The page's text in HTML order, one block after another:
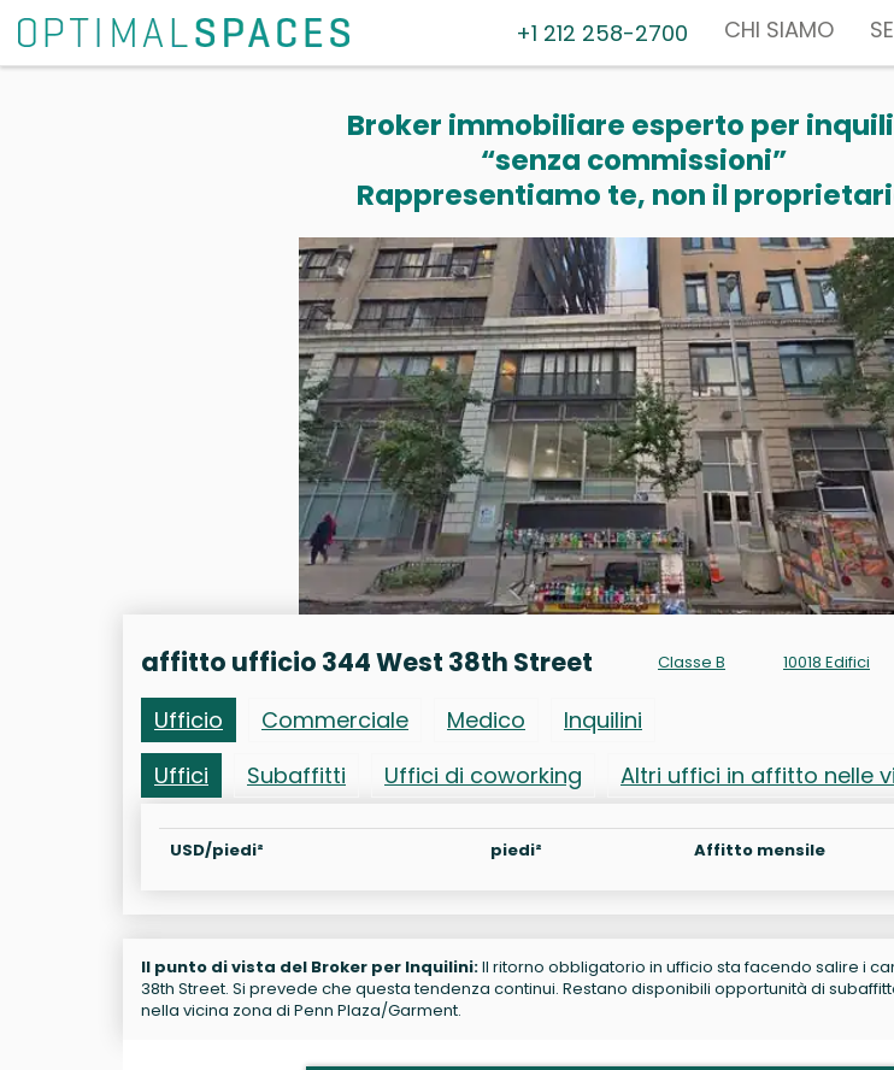
+1 212 258-2700 CHI SIAMO
Broker immobiliare esperto per
“senza commissioni”
Rappresentiamo te, non il
affitto ufficio 344 West 38th Street Classe B 10018 Edifici
Ufficio Commerciale Medico
Inquilini
Uffici
Subaffitti Uffici di coworking Altri uffici in affitto nelle
USD/piedi² piedi² Affitto mensile
Il punto di vista del Broker per Inquilini:Il ritorno obbligatorio in ufficio sta facendo salire i
38th Street. Si prevede che questa tendenza continui. Restano disponibili opportunità di
nella vicina zona di Penn Plaza/Garment.